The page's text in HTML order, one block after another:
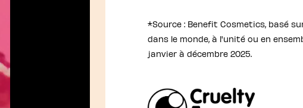
*Source : Benefit Cosmetics, basé
dans le monde, à l'unité ou en
janvier à décembre 2025.